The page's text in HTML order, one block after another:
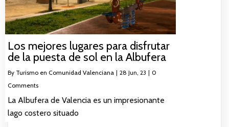
Los mejores lugares para disfrutar
de la puesta de sol en la Albufera
By Turismo en Comunidad Valenciana | 28 Jun, 23 | 0
Comments
La Albufera de Valencia es un impresionante
lago costero situado